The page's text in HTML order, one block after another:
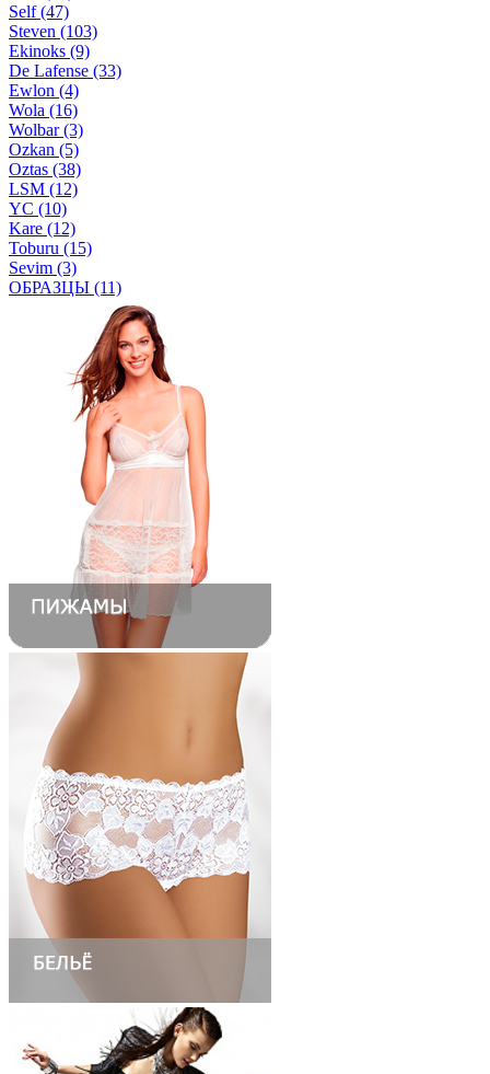
Self (47)
Steven (103)
Ekinoks (9)
De Lafense (33)
Ewlon (4)
Wola (16)
Wolbar (3)
Ozkan (5)
Oztas (38)
LSM (12)
YC (10)
Kare (12)
Toburu (15)
Sevim (3)
ОБРАЗЦЫ (11)